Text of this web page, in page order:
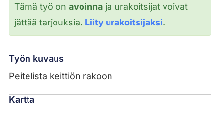
Tämä työ on avoinnaja urakoitsijat voivat
jättää tarjouksia. Liity urakoitsijaksi.
Työn kuvaus
Peitelista keittiön rakoon
Kartta